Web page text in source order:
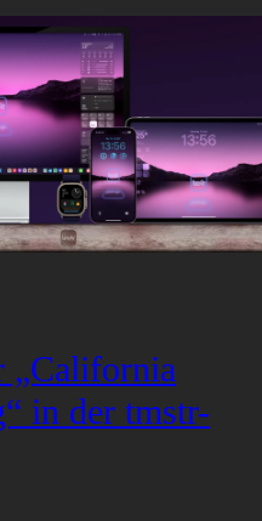
„California
in der tmstr-